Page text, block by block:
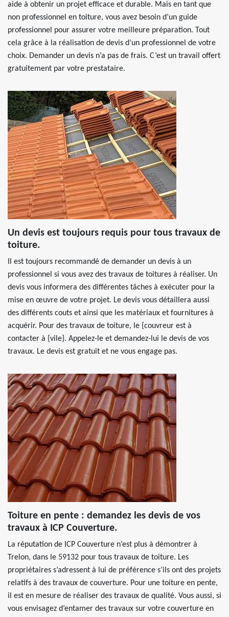
aide à obtenir un projet efficace et durable. Mais en tant que
non professionnel en toiture, vous avez besoin d’un guide
professionnel pour assurer votre meilleure préparation. Tout
cela grâce à la réalisation de devis d’un professionnel de votre
choix. Demander un devis n’a pas de frais. C’est un travail offert
gratuitement par votre prestataire.
Un devis est toujours requis pour tous travaux de
toiture.
Il est toujours recommandé de demander un devis à un
professionnel si vous avez des travaux de toitures à réaliser. Un
devis vous informera des différentes tâches à exécuter pour la
mise en œuvre de votre projet. Le devis vous détaillera aussi
des différents couts et ainsi que les matériaux et fournitures à
acquérir. Pour des travaux de toiture, le {couvreur est à
contacter à {vile}. Appelez-le et demandez-lui le devis de vos
travaux. Le devis est gratuit et ne vous engage pas.
Toiture en pente : demandez les devis de vos
travaux à ICP Couverture.
La réputation de ICP Couverture n’est plus à démontrer à
Trelon, dans le 59132 pour tous travaux de toiture. Les
propriétaires s’adressent à lui de préférence s’ils ont des projets
relatifs à des travaux de couverture. Pour une toiture en pente,
il est en mesure de réaliser des travaux de qualité. Vous aussi, si
vous envisagez d’entamer des travaux sur votre couverture en